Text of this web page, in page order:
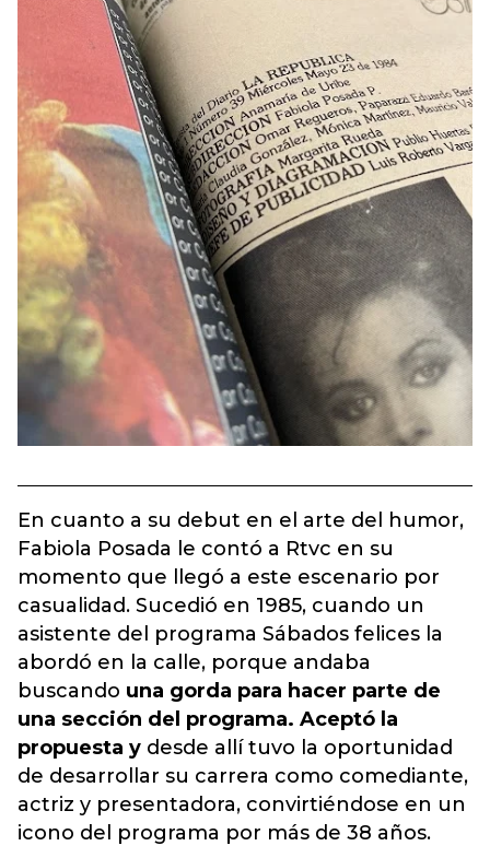
En cuanto a su debut en el arte del humor,
Fabiola Posada le contó a Rtvc en su
momento que llegó a este escenario por
casualidad. Sucedió en 1985, cuando un
asistente del programa Sábados felices la
abordó en la calle, porque andaba
buscando una gorda para hacer parte de
una sección del programa. Aceptó la
propuesta y desde allí tuvo la oportunidad
de desarrollar su carrera como comediante,
actriz y presentadora, convirtiéndose en un
icono del programa por más de 38 años.